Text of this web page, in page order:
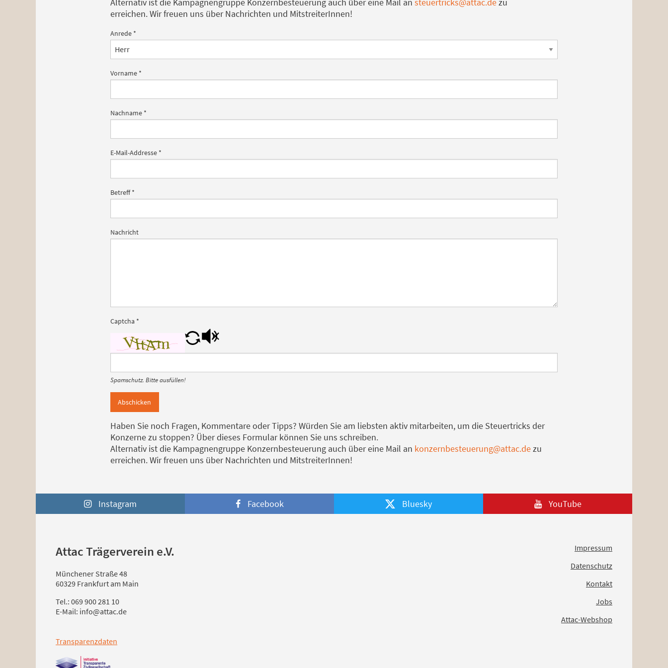
erreichen. Wir freuen uns über Nachrichten und MitstreiterInnen!
Anrede *
Vorname *
Nachname *
E-Mail-Addresse *
Betreff*
Nachricht
Captcha *
Spamschutz. Bitte ausfüllen!
Abschicken
Haben Sie noch Fragen, Kommentare oder Tipps? Würden Sie am liebsten aktiv mitarbeiten, um die Steuertricks der
Konzerne zu stoppen? Über dieses Formular können Sie uns schreiben.
Alternativ ist die Kampagnengruppe Konzernbesteuerung auch über eine Mail an konzernbesteuerung@attac.dezu
erreichen. Wir freuen uns über Nachrichten und MitstreiterInnen!
Instagram Facebook Bluesky YouTube
Attac Trägerverein e.V.
Münchener Straße 48
60329 Frankfurt am Main
Tel.: 069 900 281 10
E-Mail: info@attac.de
Transparenzdaten
Impressum
Datenschutz
Kontakt
Jobs
Attac-Webshop